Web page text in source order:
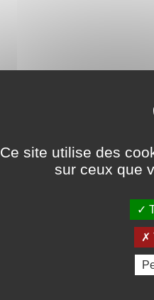
Ce site utilise des
sur ceux que